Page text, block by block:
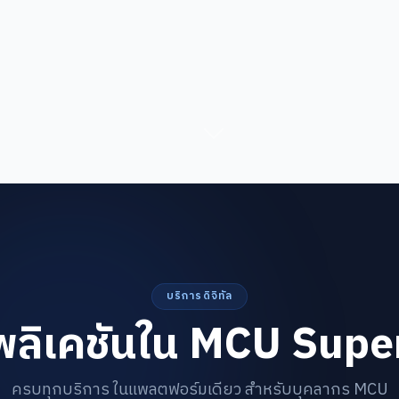
บริการดิจิทัล
เคชันใน MCU
ครบทุกบริการ ในแพลตฟอร์มเดียว สำหรับบุคลากร MCU